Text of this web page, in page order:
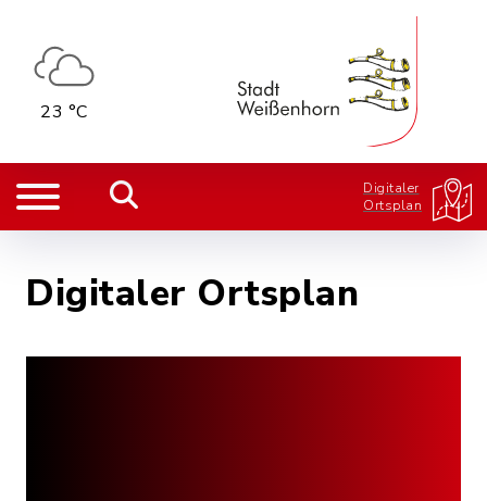
23 °C
Digitaler
Ortsplan
Digitaler Ortsplan